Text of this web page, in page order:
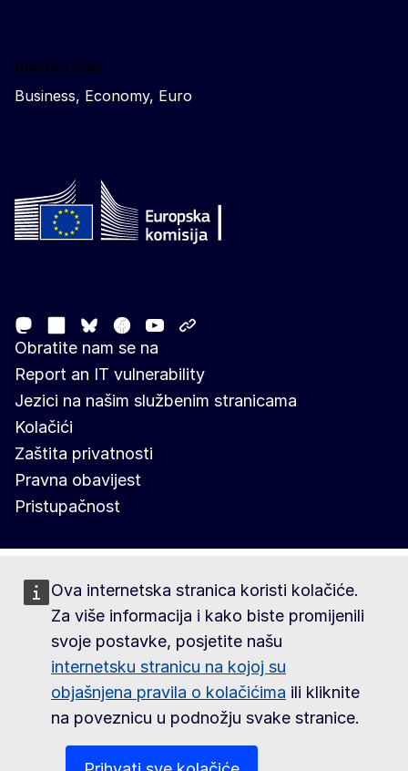
Ova internetska stranica koristi kolačiće.
Za više informacija i kako biste promijenili
svoje postavke, posjetite našu
internetsku stranicu na kojoj su
objašnjena pravila o kolačićima ili kliknite
na poveznicu u podnožju svake stranice.
Related sites
Business, Economy, Euro
MastodonLinkedIn
Bluesky
Facebook
Youtube
Obratite nam se na
Report an IT vulnerability
Jezici na našim službenim stranicama
Kolačići
Zaštita privatnosti
Pravna obavijest
Pristupačnost